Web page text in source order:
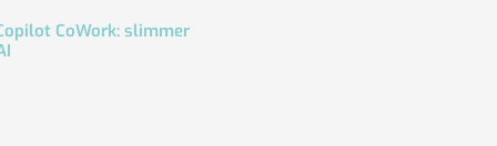
CoWork: slimmer